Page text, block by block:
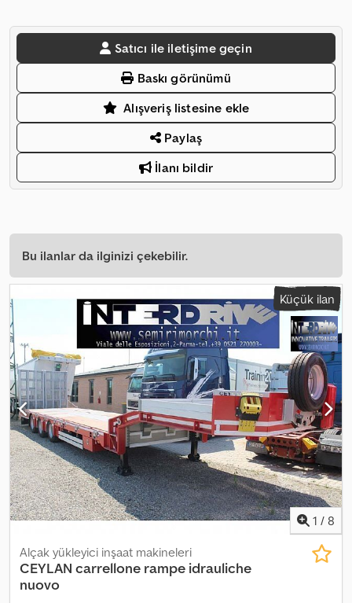
Satıcı ile iletişime geçin
Baskı görünümü
Alışveriş listesine ekle
Paylaş
İlanı bildir
Bu ilanlar da ilginizi çekebilir.
Küçük ilan
1 / 8
Alçak yükleyici inşaat makineleri
CEYLAN carrellone rampe idrauliche
nuovo